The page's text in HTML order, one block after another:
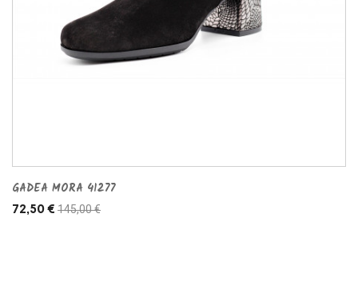
GADEA MORA 41277
72,50 € 145,00 €